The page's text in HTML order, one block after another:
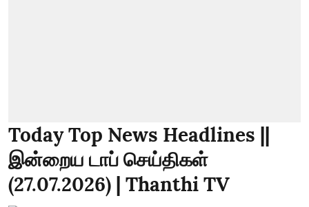
Today Top News Headlines ||
இன்றைய டாப் செய்திகள்
(27.07.2026) | Thanthi TV